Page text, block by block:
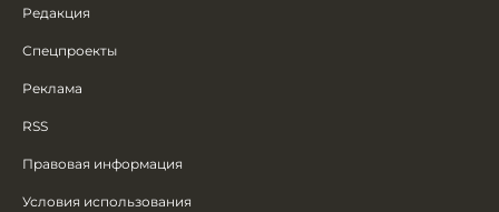
Редакция
Спецпроекты
Реклама
RSS
Правовая информация
Условия использования